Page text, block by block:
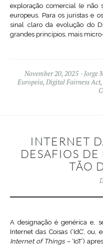
exploração comercial (e não
europeus. Para os juristas e
sinal claro da evolução do
grandes princípios, mais
November 20, 2025 Jorge
Europeia, Digital Fairness Act,
INTERNET
DESAFIOS
TÃO
A designação é genérica e,
Internet das Coisas (‘IdC’,
Internet of Things – ‘IoT’)